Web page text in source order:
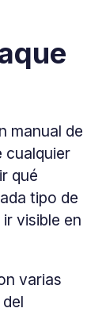
manual de
cualquier
qué
tipo de
visible en
varias